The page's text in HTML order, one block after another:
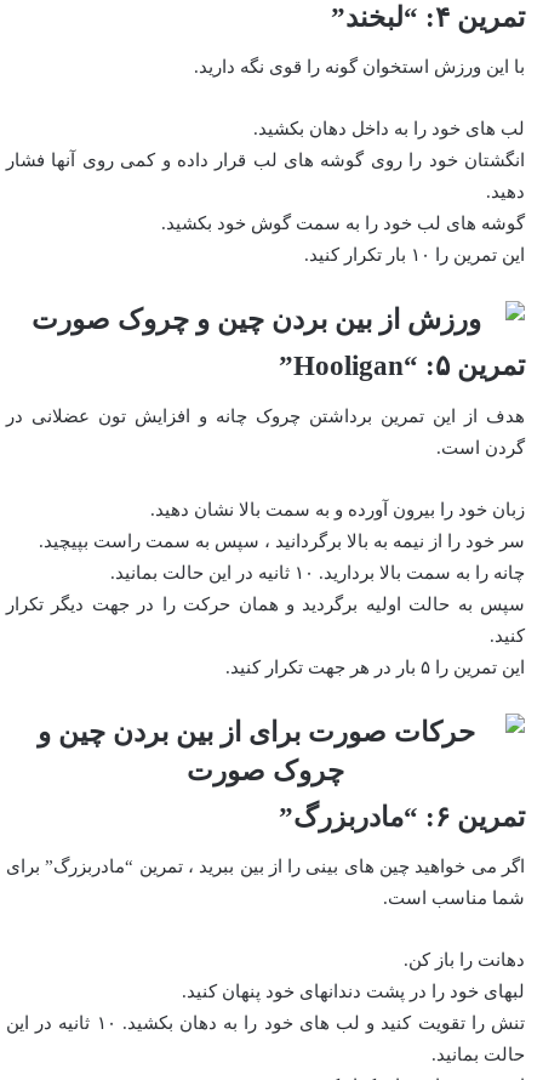
تمرین ۴: “لبخند”
با این ورزش استخوان گونه را قوی نگه دارید.
لب های خود را به داخل دهان بکشید.
انگشتان خود را روی گوشه های لب قرار داده و کمی روی آنها فشار
دهید.
گوشه های لب خود را به سمت گوش خود بکشید.
این تمرین را ۱۰ بار تکرار کنید.
تمرین ۵: “Hooligan”
هدف از این تمرین برداشتن چروک چانه و افزایش تون عضلانی در
گردن است.
زبان خود را بیرون آورده و به سمت بالا نشان دهید.
سر خود را از نیمه به بالا برگردانید ، سپس به سمت راست بپیچید.
چانه را به سمت بالا بردارید. ۱۰ ثانیه در این حالت بمانید.
سپس به حالت اولیه برگردید و همان حرکت را در جهت دیگر تکرار
کنید.
این تمرین را ۵ بار در هر جهت تکرار کنید.
تمرین ۶: “مادربزرگ”
اگر می خواهید چین های بینی را از بین ببرید ، تمرین “مادربزرگ” برای
شما مناسب است.
دهانت را باز کن.
لبهای خود را در پشت دندانهای خود پنهان کنید.
تنش را تقویت کنید و لب های خود را به دهان بکشید. ۱۰ ثانیه در این
حالت بمانید.